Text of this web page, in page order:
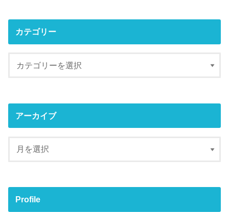
カテゴリー
アーカイブ
Profile